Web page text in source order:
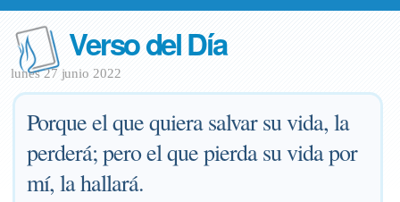
Verso del Día
lunes 27 junio 2022
Porque el que quiera salvar su vida, la
perderá; pero el que pierda su vida por
mí, la hallará.